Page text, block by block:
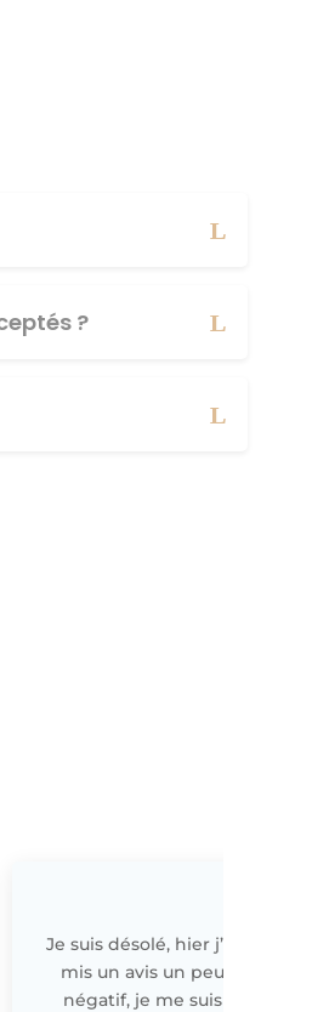
?
Je suis désolé, hier j’ai
mis un avis un peu
négatif, je me suis